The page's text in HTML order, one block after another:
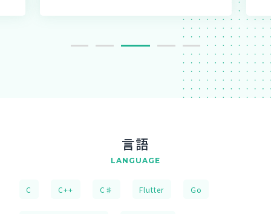
言語
LANGUAGE
C C++ C♯ Flutter Go